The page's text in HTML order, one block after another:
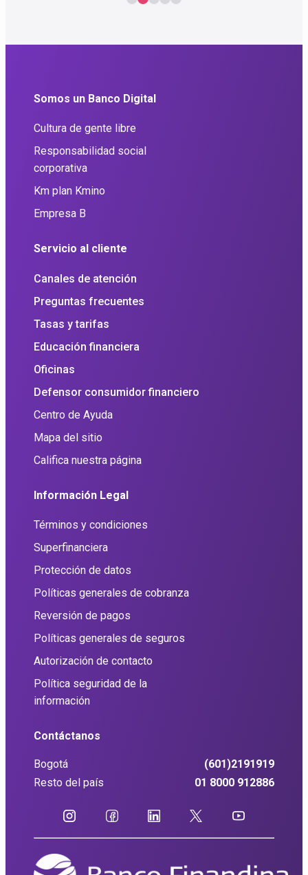
Somos un Banco Digital
Cultura de gente libre
Responsabilidad social
corporativa
Km plan Kmino
Empresa B
Servicio al cliente
Canales de atención
Preguntas frecuentes
Tasas y tarifas
Educación financiera
Oficinas
Defensor consumidor financiero
Centro de Ayuda
Mapa del sitio
Califica nuestra página
Información Legal
Términos y condiciones
Superfinanciera
Protección de datos
Políticas generales de cobranza
Reversión de pagos
Políticas generales de seguros
Autorización de contacto
Política seguridad de la
información
Contáctanos
Bogotá
(601)2191919
Resto del país
01 8000 912886